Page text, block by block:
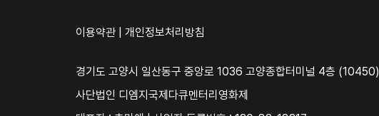
이용약관 개인정보처리방침
경기도 고양시 일산동구 중앙로 1036 고양종합터미널 4층 (10450)
사단법인 디엠지국제다큐멘터리영화제